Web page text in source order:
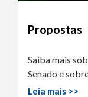
Propostas
Saiba mais
Senado e
Leia mais >>